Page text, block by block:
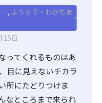
, よりそう・わかちあ
15日
ってくれるものはあ
目に見えないチカラ
所にたどりつけま
なところまで来られ